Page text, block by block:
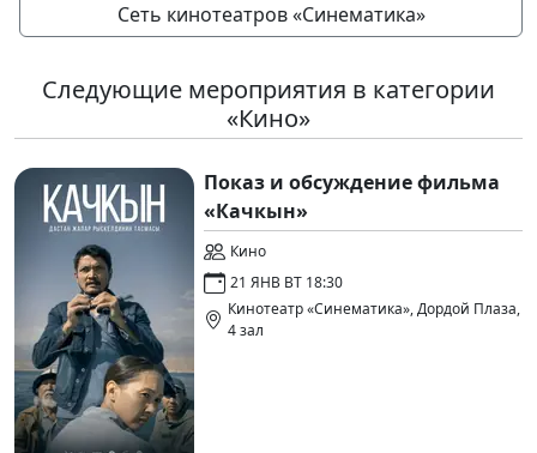
Сеть кинотеатров «Синематика»
Следующие мероприятия в категории
«Кино»
Показ и обсуждение фильма
«Качкын»
Кино
21 ЯНВ ВТ 18:30
Кинотеатр «Синематика», Дордой Плаза,
4 зал